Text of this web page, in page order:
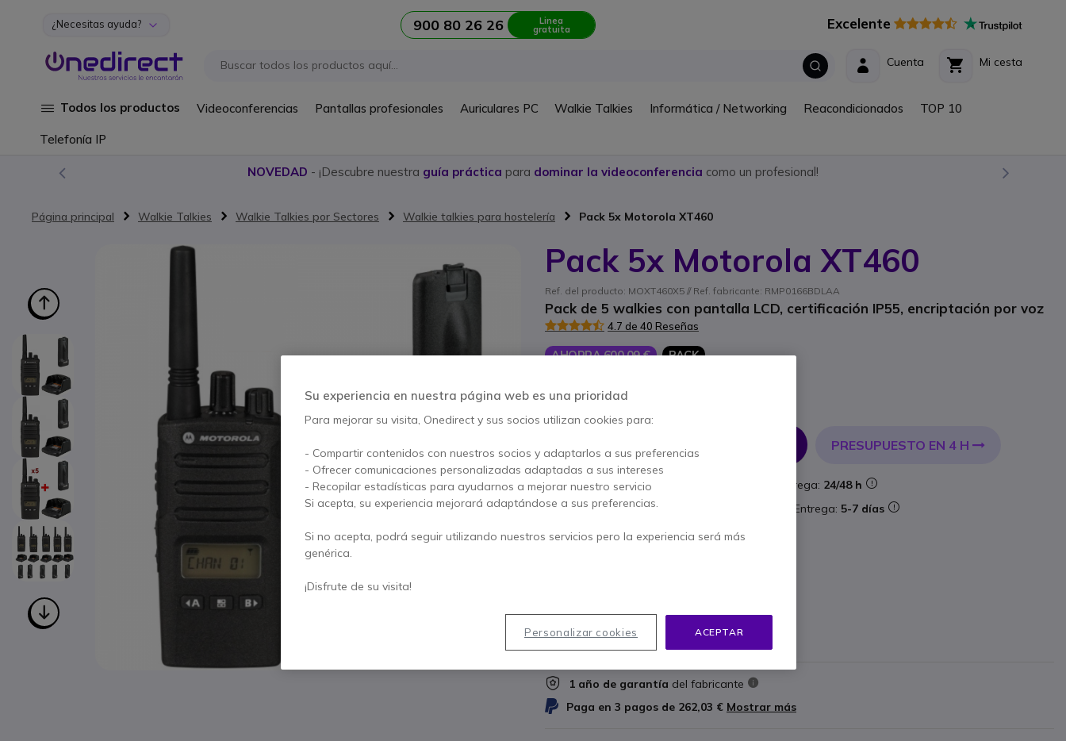
Ir al contenido
¿Necesitas ayuda? 900 80 26 26 Linea
gratuita Excelente
Mi cesta
Cuenta
Todos los productos Videoconferencias Pantallas profesionales Auriculares PC Walkie Talkies Informática / Networking Reacondicionados TOP 10
Telefonía IP
NOVEDAD - ¡Descubre nuestra guía práctica para dominar la videoconferencia como un profesional!
Página principal Walkie Talkies Walkie Talkies por Sectores Walkie talkies para hostelería Pack 5x Motorola XT460
Pack 5x Motorola XT460
Ref. del producto: MOXT460X5 // Ref. fabricante: RMP0166BDLAA
Pack de 5 walkies con pantalla LCD, certificación IP55, encriptación por voz
4.7 de 40 Reseñas
AHORRA 600,09 € PACK
649,66 € s/Iva
AÑADIR AL CARRITO PRESUPUESTO EN 4 H
Más de100 productos Entrega: 24/48 h
43 productos en stock plataforma
Entrega: 5-7 días
Incluido en este pack:
129,93 €
1 año de garantía del fabricante
Paga en 3 pagos de 262,03 € Mostrar más
Saltar al final de la galería de imágenes
Su experiencia en nuestra página web es una prioridad
Para mejorar su visita, Onedirect y sus socios utilizan cookies para:
- Compartir contenidos con nuestros socios y adaptarlos a sus preferencias
- Ofrecer comunicaciones personalizadas adaptadas a sus intereses
- Recopilar estadísticas para ayudarnos a mejorar nuestro servicio
Si acepta, su experiencia mejorará adaptándose a sus preferencias.
Si no acepta, podrá seguir utilizando nuestros servicios pero la experiencia será más
genérica.
¡Disfrute de su visita!
ACEPTAR
Personalizar cookies